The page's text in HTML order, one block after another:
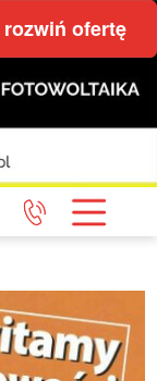
rozwiń ofertę